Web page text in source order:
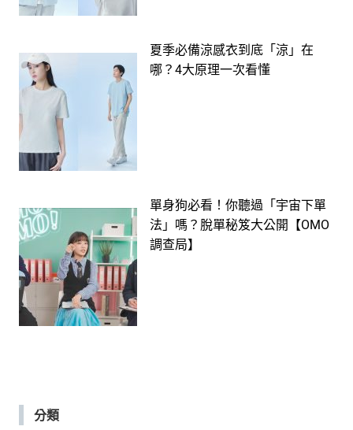
夏季必備涼感衣到底「涼」在
哪？4大原理一次看懂
單身狗必看！你聽過「宇宙下單
法」嗎？脫單秘笈大公開【OMO
調查局】
分類